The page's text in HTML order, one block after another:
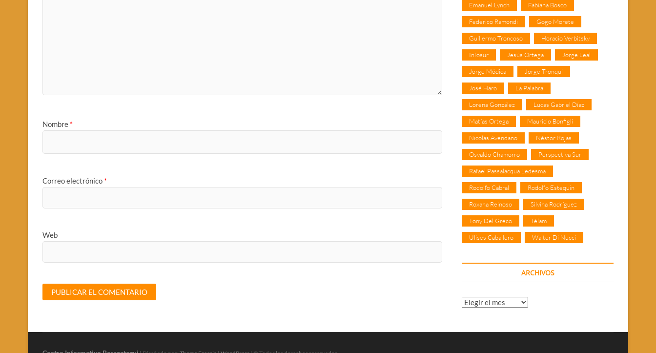
Nombre *
Correo electrónico *
Web
Emanuel Lynch Fabiana Bosco
Federico Ramondi Gogo Morete
Guillermo Troncoso Horacio Verbitsky
Infosur Jesús Ortega Jorge Leal
Jorge Módica Jorge Tronqui
José Haro La Palabra
Lorena González Lucas Gabriel Díaz
Matías Ortega Mauricio Bonfigli
Nicolás Avendaño Néstor Rojas
Osvaldo Chamorro Perspectiva Sur
Rafael Passalacqua Ledesma
Rodolfo Cabral Rodolfo Estequin
Roxana Reinoso Silvina Rodríguez
Tony Del Greco Télam
Ulises Caballero Walter Di Nucci
ARCHIVOS
Archivos